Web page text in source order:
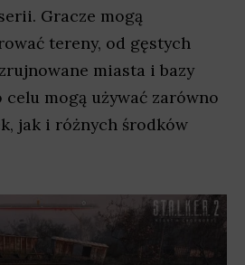
Gracze mogą
tereny, od gęstych
miasta i bazy
mogą używać zarówno
jak i różnych środków